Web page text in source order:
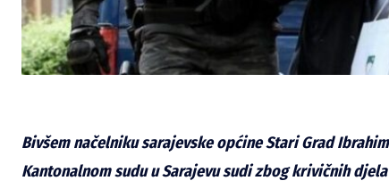
Bivšem načelniku sarajevske općine Stari Grad
Kantonalnom sudu u Sarajevu sudi zbog krivičnih